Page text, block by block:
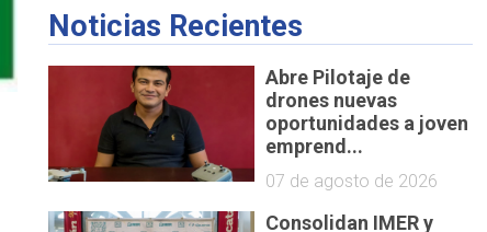
Noticias Recientes
Abre Pilotaje de
drones nuevas
oportunidades a joven
emprend...
07 de agosto de 2026
Consolidan IMER y